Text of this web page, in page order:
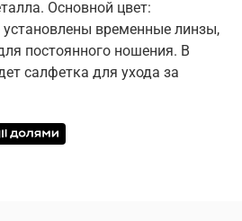
Основной цвет:
временные линзы,
постоянного ношения. В
салфетка для ухода за